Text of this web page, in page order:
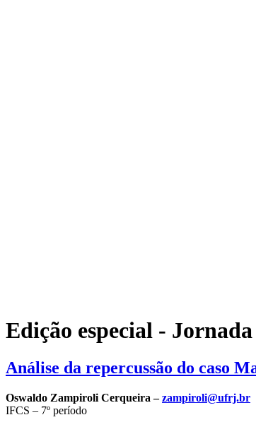
Edição especial -
Análise da repercussão do caso
Oswaldo Zampiroli Cerqueira –zampiroli@ufrj.br
IFCS – 7º período